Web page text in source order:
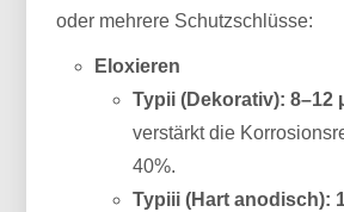
oder mehrere Schutzschlüsse:
Eloxieren
Typii (Dekorativ): 8–12
verstärkt die
40%.
Typiii (Hart anodisch):